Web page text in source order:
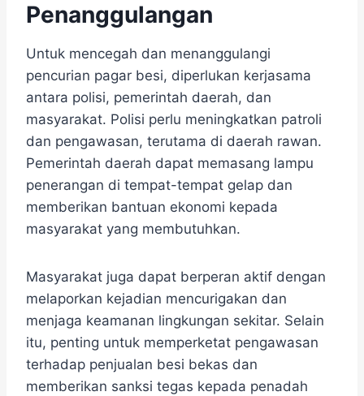
Penanggulangan
Untuk mencegah dan menanggulangi
pencurian pagar besi, diperlukan kerjasama
antara polisi, pemerintah daerah, dan
masyarakat. Polisi perlu meningkatkan patroli
dan pengawasan, terutama di daerah rawan.
Pemerintah daerah dapat memasang lampu
penerangan di tempat-tempat gelap dan
memberikan bantuan ekonomi kepada
masyarakat yang membutuhkan.
Masyarakat juga dapat berperan aktif dengan
melaporkan kejadian mencurigakan dan
menjaga keamanan lingkungan sekitar. Selain
itu, penting untuk memperketat pengawasan
terhadap penjualan besi bekas dan
memberikan sanksi tegas kepada penadah